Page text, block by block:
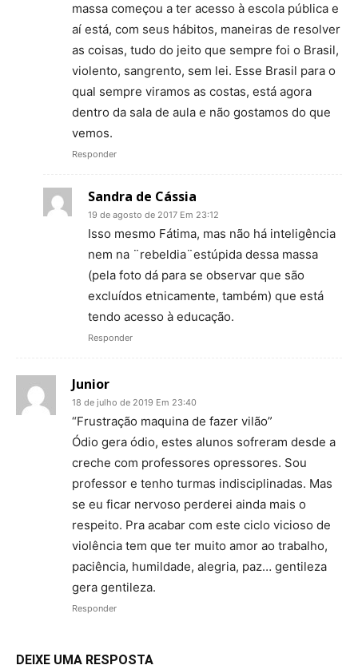
massa começou a ter acesso à escola pública e
aí está, com seus hábitos, maneiras de resolver
as coisas, tudo do jeito que sempre foi o Brasil,
violento, sangrento, sem lei. Esse Brasil para o
qual sempre viramos as costas, está agora
dentro da sala de aula e não gostamos do que
vemos.
Responder
Sandra de Cássia
19 de agosto de 2017 Em 23:12
Isso mesmo Fátima, mas não há inteligência
nem na ¨rebeldia¨estúpida dessa massa
(pela foto dá para se observar que são
excluídos etnicamente, também) que está
tendo acesso à educação.
Responder
Junior
18 de julho de 2019 Em 23:40
“Frustração maquina de fazer vilão”
Ódio gera ódio, estes alunos sofreram desde a
creche com professores opressores. Sou
professor e tenho turmas indisciplinadas. Mas
se eu ficar nervoso perderei ainda mais o
respeito. Pra acabar com este ciclo vicioso de
violência tem que ter muito amor ao trabalho,
paciência, humildade, alegria, paz… gentileza
gera gentileza.
Responder
DEIXE UMA RESPOSTA